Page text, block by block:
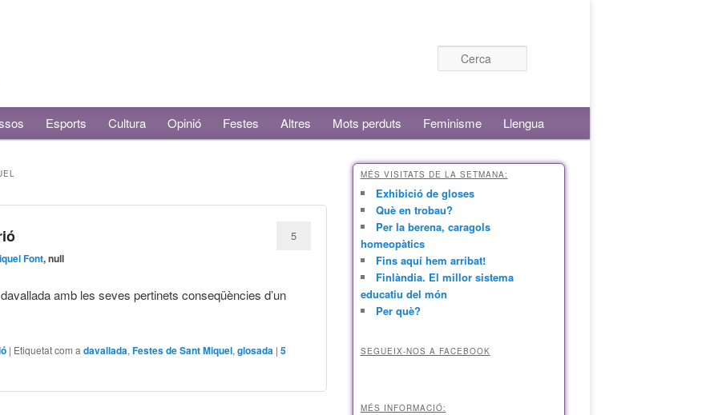
Esports Cultura Opinió Festes Altres Mots perduts Feminisme Llengua
Font, null
5
amb les seves pertinets conseqüències d’un
| Etiquetat com a davallada,Festes de Sant Miquel,glosada |5
MÉS VISITATS DE LA SETMANA:
Exhibició de gloses
Què en trobau?
Per la berena, caragols
homeopàtics
Fins aquí hem arribat!
Finlàndia. El millor sistema
educatiu del món
Per què?
SEGUEIX-NOS A FACEBOOK
MÉS INFORMACIÓ: